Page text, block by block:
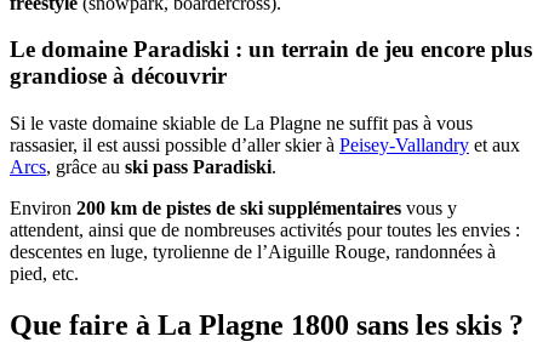
Le domaine Paradiski : un terrain de jeu encore plus
grandiose à découvrir
Si le vaste domaine skiable de La Plagne ne suffit pas à vous
rassasier, il est aussi possible d’aller skier à Peisey-Vallandry et aux
Arcs, grâce au ski pass Paradiski.
Environ 200 km de pistes de ski supplémentaires vous y
attendent, ainsi que de nombreuses activités pour toutes les envies :
descentes en luge, tyrolienne de l’Aiguille Rouge, randonnées à
pied, etc.
Que faire à La Plagne 1800 sans les skis ?